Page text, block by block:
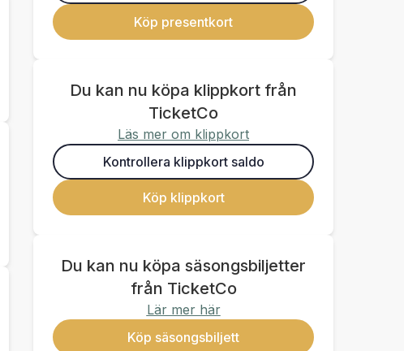
Köp presentkort
Du kan nu köpa klippkort från
TicketCo
Läs mer om klippkort
Kontrollera klippkort saldo
Köp klippkort
Du kan nu köpa säsongsbiljetter
från TicketCo
Lär mer här
Köp säsongsbiljett